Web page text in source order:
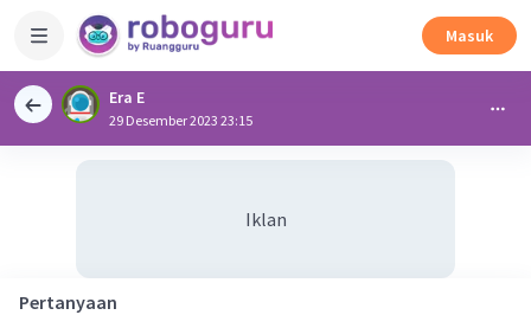
Masuk
Era E
29 Desember 2023 23:15
Iklan
Pertanyaan